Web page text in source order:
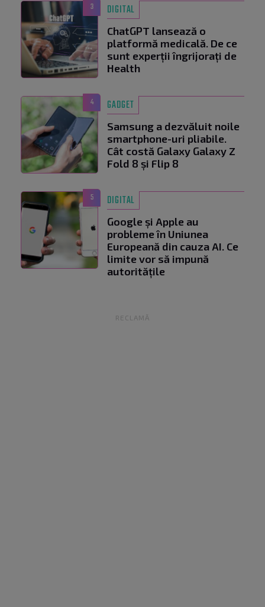
3 DIGITAL
ChatGPT lansează o
platformă medicală. De ce
sunt experții îngrijorați de
Health
4 GADGET
Samsung a dezvăluit noile
smartphone-uri pliabile.
Cât costă Galaxy Galaxy Z
Fold 8 și Flip 8
5 DIGITAL
Google și Apple au
probleme în Uniunea
Europeană din cauza AI. Ce
limite vor să impună
autoritățile
RECLAMĂ